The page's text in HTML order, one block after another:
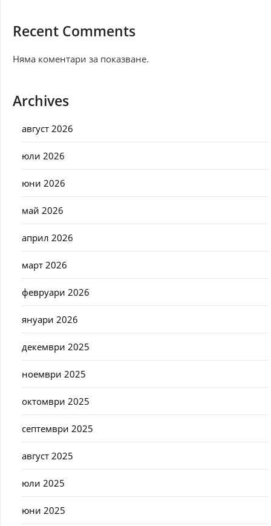
Recent Comments
Няма коментари за показване.
Archives
август 2026
юли 2026
юни 2026
май 2026
април 2026
март 2026
февруари 2026
януари 2026
декември 2025
ноември 2025
октомври 2025
септември 2025
август 2025
юли 2025
юни 2025